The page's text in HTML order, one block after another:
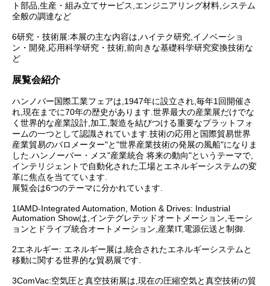
ト部品,生産・組み立てサービス,エンジニアリング材料,システム
全般の調達など
6研究・技術展:本展の主な内容は,ハイテク研究,イノベーショ
ン・開発,応用科学研究・技術,前向きな基礎科学研究変換技術な
ど
展覧会紹介
ハンノバー国際工業フェアは,1947年に設立され,毎年1回開催さ
れ,現在までに70年の歴史があります.世界最大の産業展だけでな
く世界的な産業設計,加工,製造を結びつける重要なプラットフォ
ームの一つとして認識されています.技術の応用と国際貿易世界
産業貿易のバロメーター"と"世界産業技術の発展の風船"になりま
した.ハンノーバー・メス"産業統合 将来の動向"というテーマで,
インテリジェントで自動化された工場とエネルギーシステムの変
革に焦点を当てています.
展覧会は6つのテーマに分かれています.
1IAMD-Integrated Automation, Motion & Drives: Industrial
Automation Showは,インテグレテッドオートメーション,モーシ
ョンとドライブ統合オートメーション,産業IT,電源伝送と制御.
2エネルギー: エネルギー展は,統合されたエネルギーシステムと
移動に関する世界的な貿易展です.
3ComVac:空気圧と真空技術展は,現在の圧縮空気と真空技術の貿